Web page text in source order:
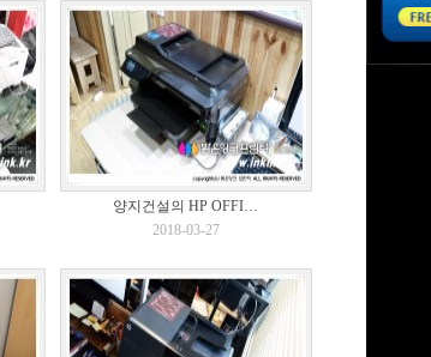
양지건설의 HP OFFI…
2018-03-27